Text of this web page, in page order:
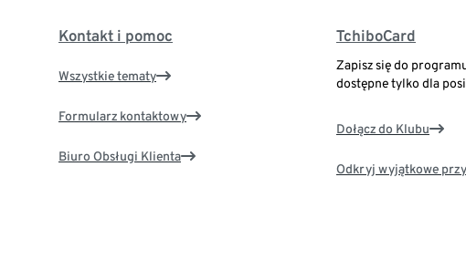
Kontakt i pomoc
Wszystkie tematy
Formularz kontaktowy
Biuro Obsługi Klienta
TchiboCard
Zapisz się do
dostępne tylko dla
Dołącz do Klubu
Odkryj wyjątkowe